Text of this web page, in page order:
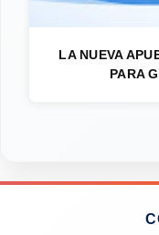
LA NUEVA
PARA